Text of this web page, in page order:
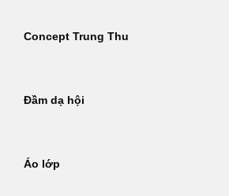
Concept Trung Thu
Đầm dạ hội
Áo lớp